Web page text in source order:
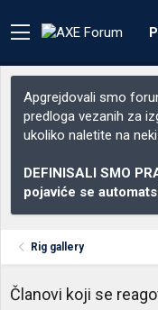
Apgrejdovali smo
predloga vezanih za
ukoliko naletite na
DEFINISALI SMO
pojaviće se
Rig gallery
Članovi koji se